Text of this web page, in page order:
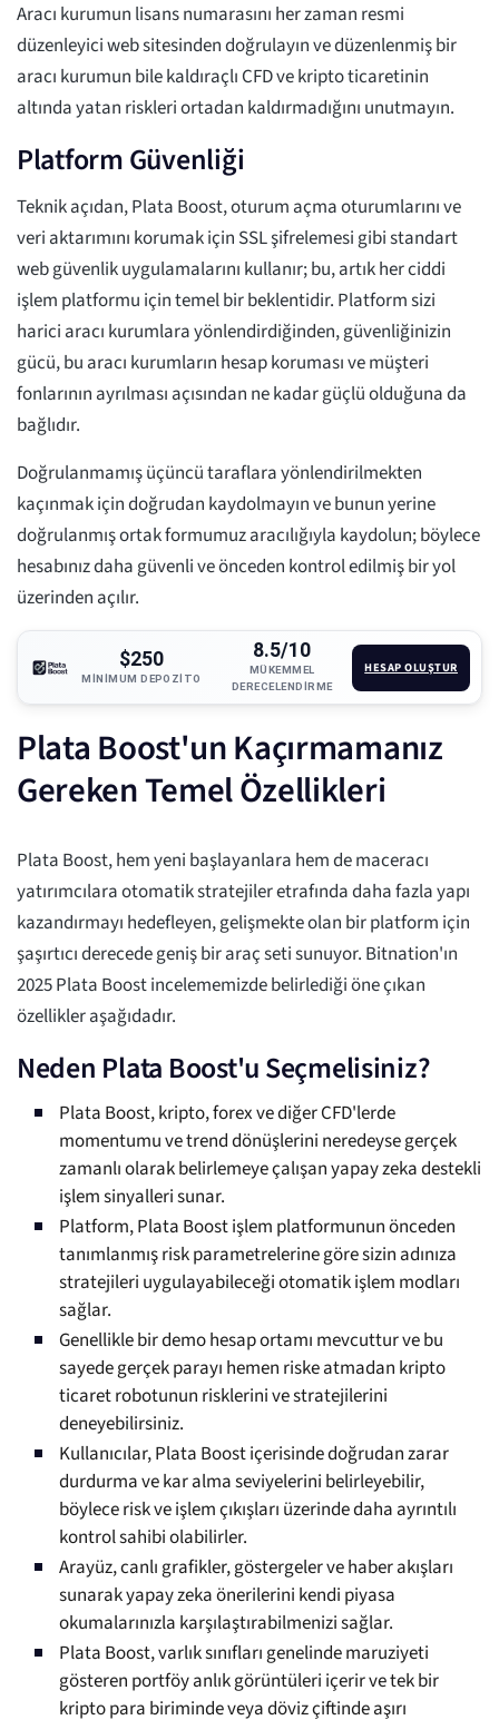
Aracı kurumun lisans numarasını her zaman resmi
düzenleyici web sitesinden doğrulayın ve düzenlenmiş bir
aracı kurumun bile kaldıraçlı CFD ve kripto ticaretinin
altında yatan riskleri ortadan kaldırmadığını unutmayın.
Platform Güvenliği
Teknik açıdan, Plata Boost, oturum açma oturumlarını ve
veri aktarımını korumak için SSL şifrelemesi gibi standart
web güvenlik uygulamalarını kullanır; bu, artık her ciddi
işlem platformu için temel bir beklentidir. Platform sizi
harici aracı kurumlara yönlendirdiğinden, güvenliğinizin
gücü, bu aracı kurumların hesap koruması ve müşteri
fonlarının ayrılması açısından ne kadar güçlü olduğuna da
bağlıdır.
Doğrulanmamış üçüncü taraflara yönlendirilmekten
kaçınmak için doğrudan kaydolmayın ve bunun yerine
doğrulanmış ortak formumuz aracılığıyla kaydolun; böylece
hesabınız daha güvenli ve önceden kontrol edilmiş bir yol
üzerinden açılır.
$250
MINIMUM DEPOZITO
8.5/10
MÜKEMMEL
DERECELENDIRME
HESAP OLUŞTUR
Plata Boost'un Kaçırmamanız
Gereken Temel Özellikleri
Plata Boost, hem yeni başlayanlara hem de maceracı
yatırımcılara otomatik stratejiler etrafında daha fazla yapı
kazandırmayı hedefleyen, gelişmekte olan bir platform için
şaşırtıcı derecede geniş bir araç seti sunuyor. Bitnation'ın
2025 Plata Boost incelememizde belirlediği öne çıkan
özellikler aşağıdadır.
Neden Plata Boost'u Seçmelisiniz?
Plata Boost, kripto, forex ve diğer CFD'lerde
momentumu ve trend dönüşlerini neredeyse gerçek
zamanlı olarak belirlemeye çalışan yapay zeka destekli
işlem sinyalleri sunar.
Platform, Plata Boost işlem platformunun önceden
tanımlanmış risk parametrelerine göre sizin adınıza
stratejileri uygulayabileceği otomatik işlem modları
sağlar.
Genellikle bir demo hesap ortamı mevcuttur ve bu
sayede gerçek parayı hemen riske atmadan kripto
ticaret robotunun risklerini ve stratejilerini
deneyebilirsiniz.
Kullanıcılar, Plata Boost içerisinde doğrudan zarar
durdurma ve kar alma seviyelerini belirleyebilir,
böylece risk ve işlem çıkışları üzerinde daha ayrıntılı
kontrol sahibi olabilirler.
Arayüz, canlı grafikler, göstergeler ve haber akışları
sunarak yapay zeka önerilerini kendi piyasa
okumalarınızla karşılaştırabilmenizi sağlar.
Plata Boost, varlık sınıfları genelinde maruziyeti
gösteren portföy anlık görüntüleri içerir ve tek bir
kripto para biriminde veya döviz çiftinde aşırı